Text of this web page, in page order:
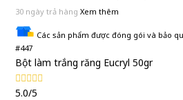
30 ngày trả hàng Xem thêm
Các sản phẩm được đóng gói và bảo
#447
Bột làm trắng răng Eucryl 50gr
5.0/5